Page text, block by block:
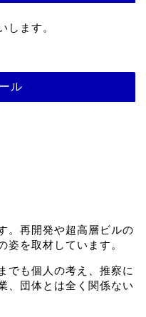
します。
ル
。再開発や超高層ビルの
姿を取材しています。
でも個人の考え、推察に
、団体とは全く関係ない